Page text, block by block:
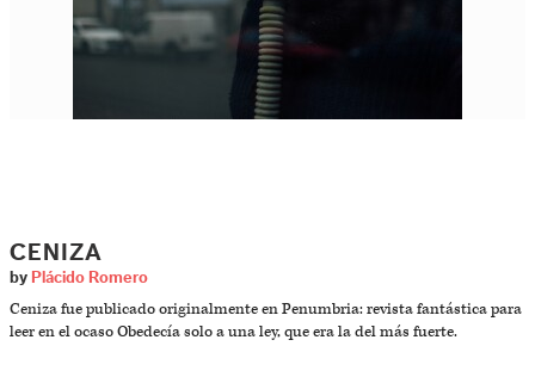
CENIZA
by Plácido Romero
Ceniza fue publicado originalmente en Penumbria: revista fantástica para
leer en el ocaso Obedecía solo a una ley, que era la del más fuerte.